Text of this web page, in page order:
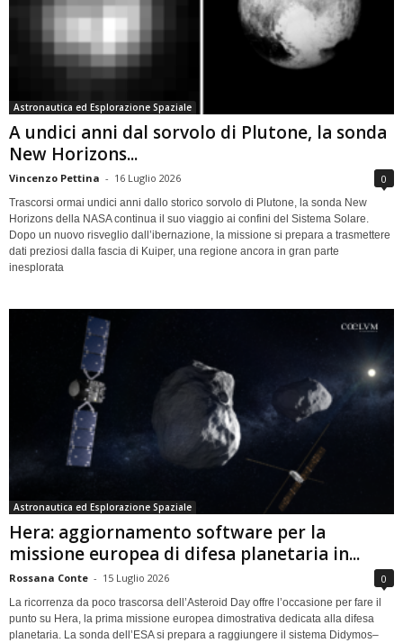
Astronautica ed Esplorazione Spaziale
A undici anni dal sorvolo di Plutone, la sonda
New Horizons...
Vincenzo Pettina - 16 Luglio 2026 0
Trascorsi ormai undici anni dallo storico sorvolo di Plutone, la sonda New
Horizons della NASA continua il suo viaggio ai confini del Sistema Solare.
Dopo un nuovo risveglio dall’ibernazione, la missione si prepara a trasmettere
dati preziosi dalla fascia di Kuiper, una regione ancora in gran parte
inesplorata
Astronautica ed Esplorazione Spaziale
Hera: aggiornamento software per la
missione europea di difesa planetaria in...
Rossana Conte - 15 Luglio 2026 0
La ricorrenza da poco trascorsa dell’Asteroid Day offre l’occasione per fare il
punto su Hera, la prima missione europea dimostrativa dedicata alla difesa
planetaria. La sonda dell’ESA si prepara a raggiungere il sistema Didymos–